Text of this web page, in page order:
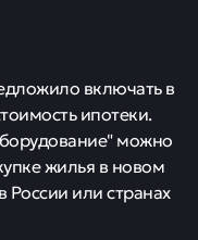
включать в
ипотеки.
можно
жилья в новом
или странах